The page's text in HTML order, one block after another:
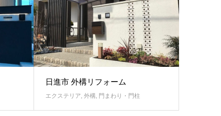
日進市 外構リフォーム
エクステリア 外構 門まわり・門柱